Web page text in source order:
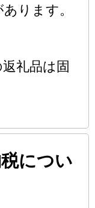
ります。
礼品は固
につい